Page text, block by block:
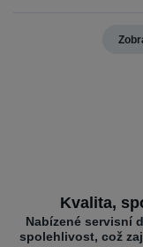
Kvalita,
Nabízené servisní
spolehlivost, což